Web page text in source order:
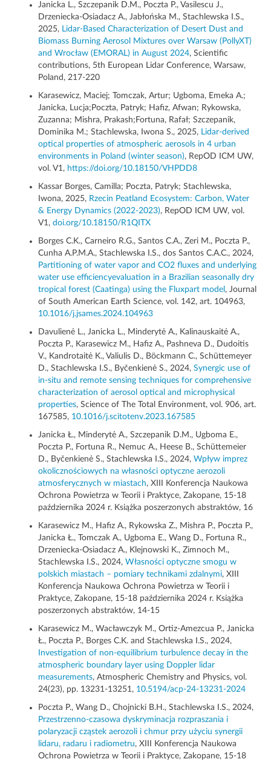
Janicka L., Szczepanik D.M., Poczta P., Vasilescu J.,
Drzeniecka-Osiadacz A., Jabłońska M., Stachlewska I.S.,
2025, Lidar-Based Characterization of Desert Dust and
Biomass Burning Aerosol Mixtures over Warsaw (PollyXT)
and Wrocław (EMORAL) in August 2024, Scientific
contributions, 5th European Lidar Conference, Warsaw,
Poland, 217-220
Karasewicz, Maciej; Tomczak, Artur; Ugboma, Emeka A.;
Janicka, Lucja;Poczta, Patryk; Hafiz, Afwan; Rykowska,
Zuzanna; Mishra, Prakash;Fortuna, Rafał; Szczepanik,
Dominika M.; Stachlewska, Iwona S., 2025, Lidar-derived
optical properties of atmospheric aerosols in 4 urban
environments in Poland (winter season), RepOD ICM UW,
vol. V1, https://doi.org/10.18150/VHPDD8
Kassar Borges, Camilla; Poczta, Patryk; Stachlewska,
Iwona, 2025, Rzecin Peatland Ecosystem: Carbon, Water
& Energy Dynamics (2022-2023), RepOD ICM UW, vol.
V1, doi.org/10.18150/R1QITX
Borges C.K., Carneiro R.G., Santos C.A., Zeri M., Poczta P.,
Cunha A.P.M.A., Stachlewska I.S., dos Santos C.A.C., 2024,
Partitioning of water vapor and CO2 fluxes and underlying
water use efficiencyevaluation in a Brazilian seasonally dry
tropical forest (Caatinga) using the Fluxpart model , Journal
of South American Earth Science, vol. 142, art. 104963,
10.1016/j.jsames.2024.104963
Davulienė L., Janicka L., Minderytė A., Kalinauskaitė A.,
Poczta P., Karasewicz M., Hafiz A., Pashneva D., Dudoitis
V., Kandrotaitė K., Valiulis D., Böckmann C., Schüttemeyer
D., Stachlewska I.S., Byčenkienė S., 2024, Synergic use of
in-situ and remote sensing techniques for comprehensive
characterization of aerosol optical and microphysical
properties, Science of The Total Environment, vol. 906, art.
167585, 10.1016/j.scitotenv.2023.167585
Janicka Ł., Minderytė A., Szczepanik D.M., Ugboma E.,
Poczta P., Fortuna R., Nemuc A., Heese B., Schüttemeier
D., Byčenkienė S., Stachlewska I.S., 2024, Wpływ imprez
okolicznościowych na własności optyczne aerozoli
atmosferycznych w miastach, XIII Konferencja Naukowa
Ochrona Powietrza w Teorii i Praktyce, Zakopane, 15-18
października 2024 r. Książka poszerzonych abstraktów, 16
Karasewicz M., Hafiz A., Rykowska Z., Mishra P., Poczta P.,
Janicka Ł., Tomczak A., Ugboma E., Wang D., Fortuna R.,
Drzeniecka-Osiadacz A., Klejnowski K., Zimnoch M.,
Stachlewska I.S., 2024, Własności optyczne smogu w
polskich miastach – pomiary technikami zdalnymi, XIII
Konferencja Naukowa Ochrona Powietrza w Teorii i
Praktyce, Zakopane, 15-18 października 2024 r. Książka
poszerzonych abstraktów, 14-15
Karasewicz M., Wacławczyk M., Ortiz-Amezcua P., Janicka
Ł., Poczta P., Borges C.K. and Stachlewska I.S., 2024,
Investigation of non-equilibrium turbulence decay in the
atmospheric boundary layer using Doppler lidar
measurements, Atmospheric Chemistry and Physics, vol.
24(23), pp. 13231-13251, 10.5194/acp-24-13231-2024
Poczta P., Wang D., Chojnicki B.H., Stachlewska I.S., 2024,
Przestrzenno-czasowa dyskryminacja rozpraszania i
polaryzacji cząstek aerozoli i chmur przy użyciu synergii
lidaru, radaru i radiometru, XIII Konferencja Naukowa
Ochrona Powietrza w Teorii i Praktyce, Zakopane, 15-18